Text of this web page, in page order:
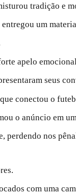
tradição e
um
apelo
seus
conectou o
o anúncio em
nos
com uma